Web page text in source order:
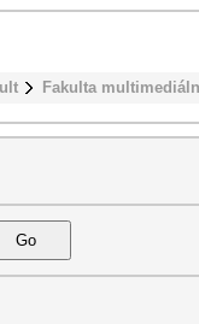
Fakulta